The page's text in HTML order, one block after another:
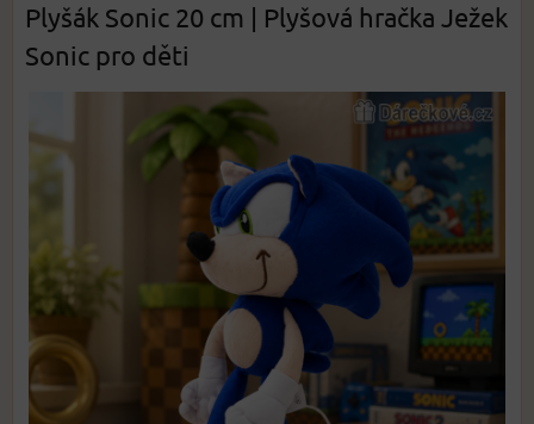
Plyšák Sonic 20 cm | Plyšová hračka Ježek
Sonic pro děti